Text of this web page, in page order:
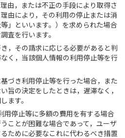
由，または不正の手段により取得さ
由により，その利用の停止または消
」といいます。）を求められた場合
査を行います。
，その請求に応じる必要があると判
く，当該個人情報の利用停止等を行
づき利用停止等を行った場合，また
旨の決定をしたときは，遅滞なく，
ます。
用停止等に多額の費用を有する場合
ことが困難な場合であって，ユーザ
ために必要なこれに代わるべき措置